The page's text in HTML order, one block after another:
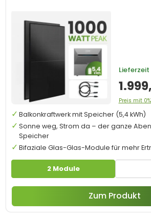
2 Module
Lieferzeit
Preis mit
Balkonkraftwerk mit Speicher (5,4 kWh)
Sonne weg, Strom da – der ganze
Speicher
Bifaziale Glas-Glas-Module für mehr
Zum Produkt